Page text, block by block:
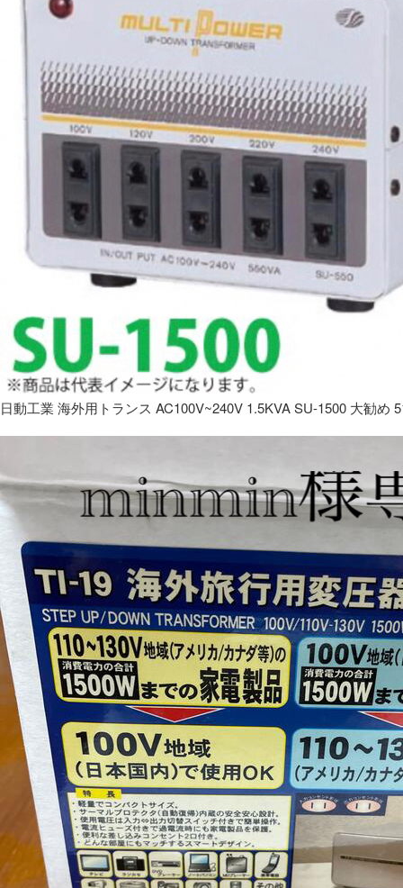
日動工業 海外用トランス AC100V~240V 1.5KVA SU-1500 大勧め